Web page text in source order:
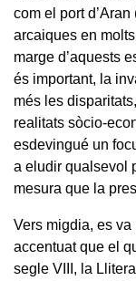
com el port
arcaiques en
marge d’aquests
és important, la
més les
realitats sòcio-
esdevingué un
a eludir qualsevol
mesura que la
Vers migdia, es
accentuat que el
segle VIII, la